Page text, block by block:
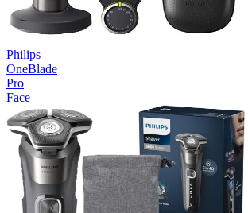
Philips
OneBlade
Pro
Face